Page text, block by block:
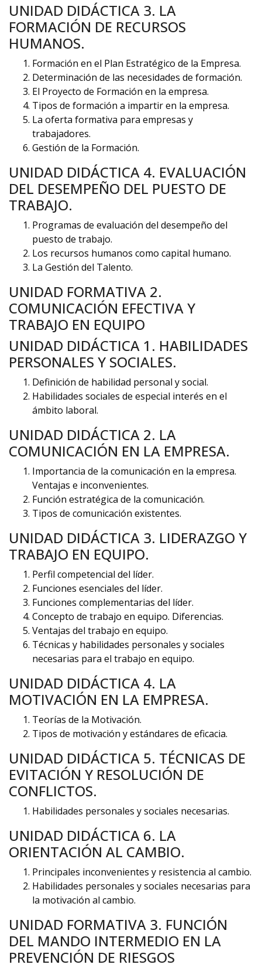
UNIDAD DIDÁCTICA 3. LA
FORMACIÓN DE RECURSOS
HUMANOS.
Formación en el Plan Estratégico de la Empresa.
Determinación de las necesidades de formación.
El Proyecto de Formación en la empresa.
Tipos de formación a impartir en la empresa.
La oferta formativa para empresas y
trabajadores.
Gestión de la Formación.
UNIDAD DIDÁCTICA 4. EVALUACIÓN
DEL DESEMPEÑO DEL PUESTO DE
TRABAJO.
Programas de evaluación del desempeño del
puesto de trabajo.
Los recursos humanos como capital humano.
La Gestión del Talento.
UNIDAD FORMATIVA 2.
COMUNICACIÓN EFECTIVA Y
TRABAJO EN EQUIPO
UNIDAD DIDÁCTICA 1. HABILIDADES
PERSONALES Y SOCIALES.
Definición de habilidad personal y social.
Habilidades sociales de especial interés en el
ámbito laboral.
UNIDAD DIDÁCTICA 2. LA
COMUNICACIÓN EN LA EMPRESA.
Importancia de la comunicación en la empresa.
Ventajas e inconvenientes.
Función estratégica de la comunicación.
Tipos de comunicación existentes.
UNIDAD DIDÁCTICA 3. LIDERAZGO Y
TRABAJO EN EQUIPO.
Perfil competencial del líder.
Funciones esenciales del líder.
Funciones complementarias del líder.
Concepto de trabajo en equipo. Diferencias.
Ventajas del trabajo en equipo.
Técnicas y habilidades personales y sociales
necesarias para el trabajo en equipo.
UNIDAD DIDÁCTICA 4. LA
MOTIVACIÓN EN LA EMPRESA.
Teorías de la Motivación.
Tipos de motivación y estándares de eficacia.
UNIDAD DIDÁCTICA 5. TÉCNICAS DE
EVITACIÓN Y RESOLUCIÓN DE
CONFLICTOS.
Habilidades personales y sociales necesarias.
UNIDAD DIDÁCTICA 6. LA
ORIENTACIÓN AL CAMBIO.
Principales inconvenientes y resistencia al cambio.
Habilidades personales y sociales necesarias para
la motivación al cambio.
UNIDAD FORMATIVA 3. FUNCIÓN
DEL MANDO INTERMEDIO EN LA
PREVENCIÓN DE RIESGOS